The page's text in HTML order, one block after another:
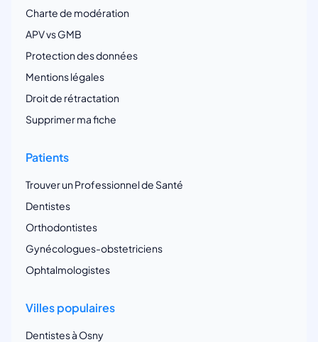
Charte de modération
APV vs GMB
Protection des données
Mentions légales
Droit de rétractation
Supprimer ma fiche
Patients
Trouver un Professionnel de Santé
Dentistes
Orthodontistes
Gynécologues-obstetriciens
Ophtalmologistes
Villes populaires
Dentistes à Osny